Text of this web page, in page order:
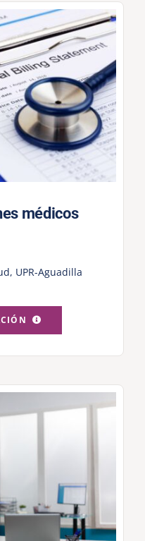
médicos
, UPR-Aguadilla